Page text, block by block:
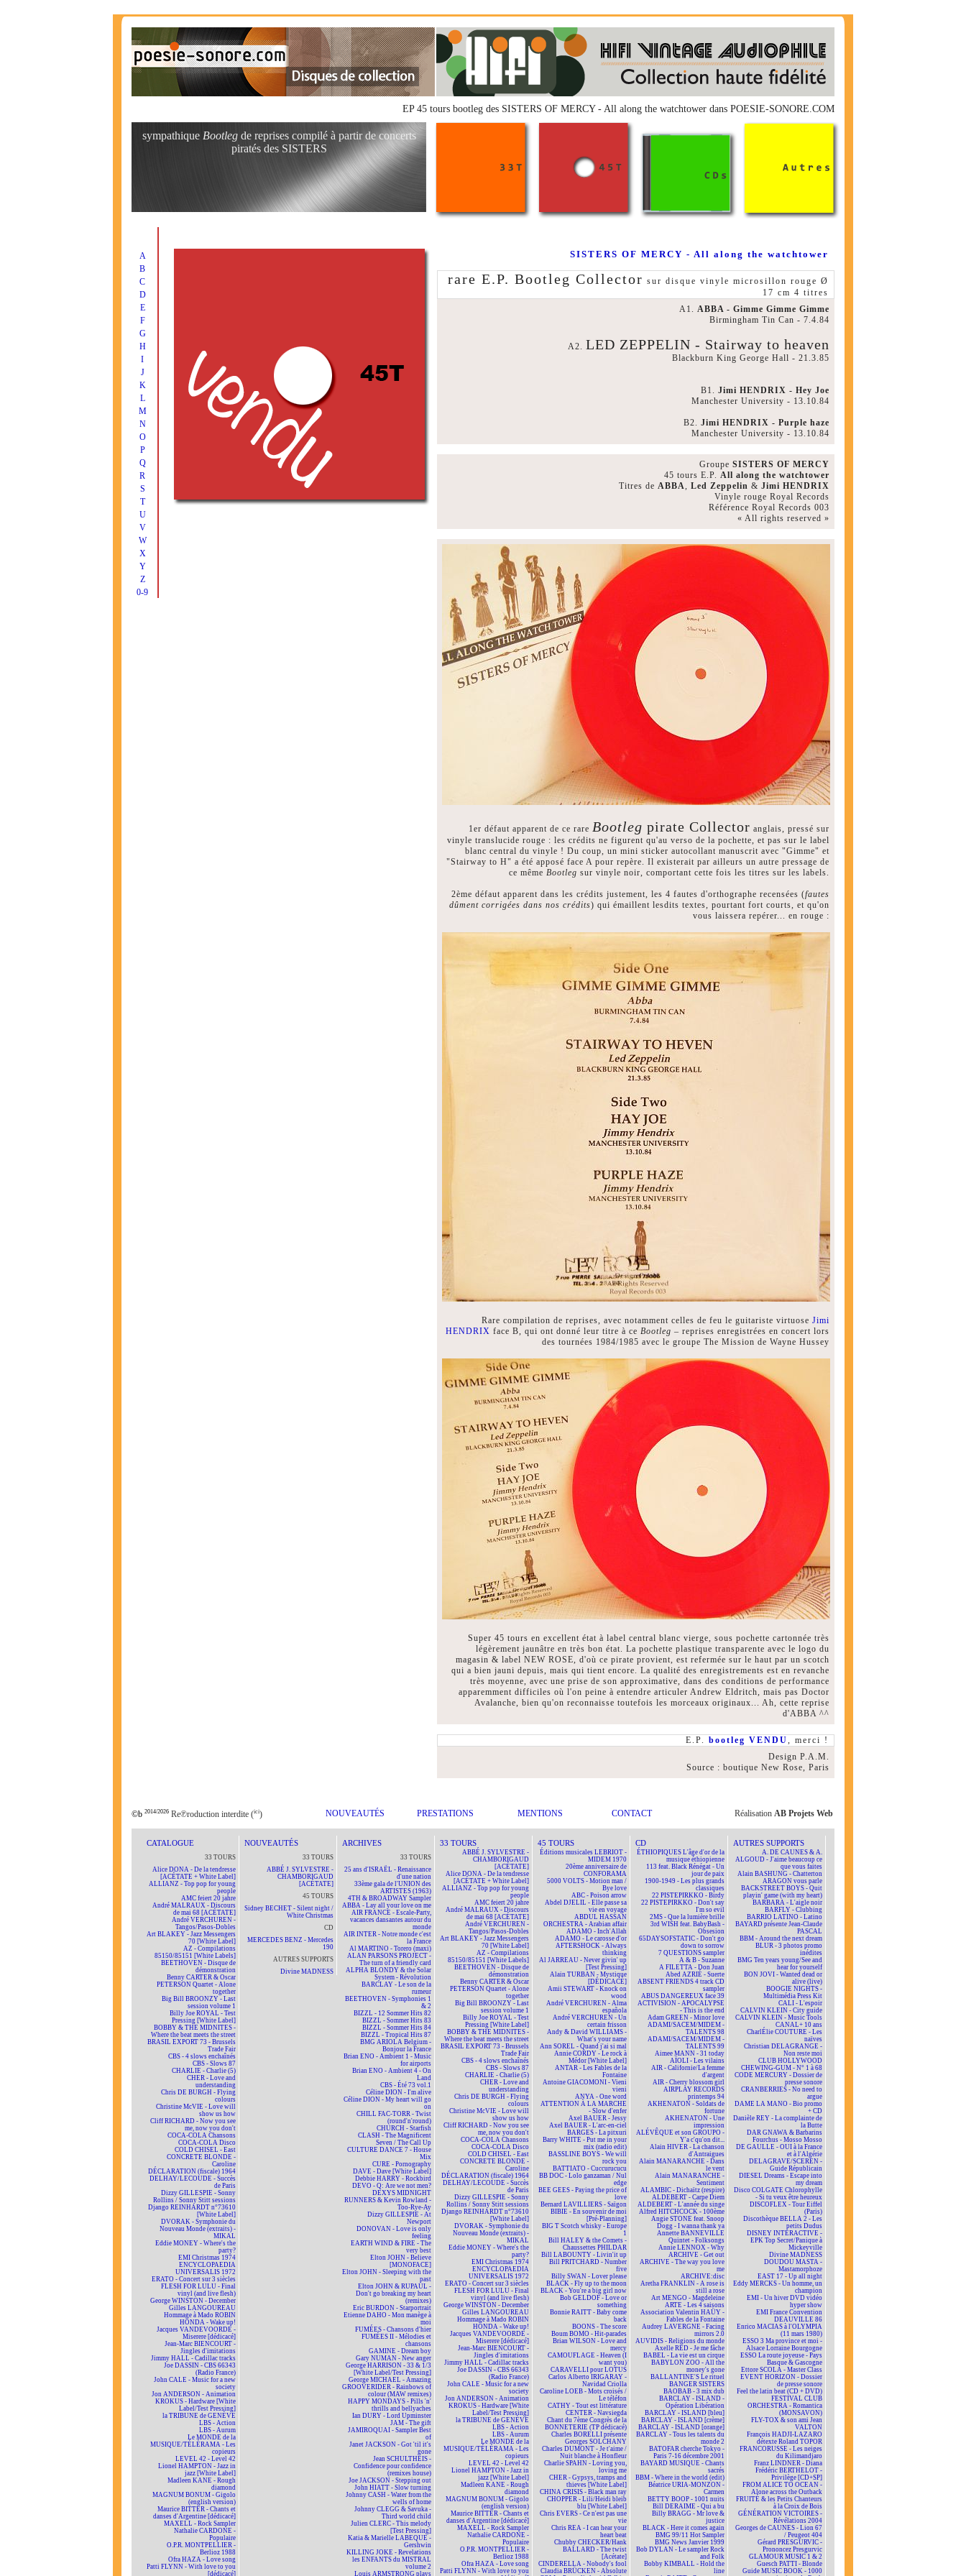
EP 45 tours bootleg des SISTERS OF MERCY - All along the watchtower dans POESIE-SONORE.COM
sympathique Bootlegde reprises compilé à partir de concerts
piratés des SISTERS
A
B
C
D
E
F
G
H
I
J
K
L
M
N
O
P
Q
R
S
T
U
V
W
X
Y
Z
0-9
SISTERS OF MERCY - All along the watchtower
rare E.P. Bootleg Collector sur disque vinyle microsillon rouge Ø
17 cm 4 titres
A1. ABBA - Gimme Gimme Gimme
Birmingham Tin Can - 7.4.84
A2. LED ZEPPELIN - Stairway to heaven
Blackburn King George Hall - 21.3.85
B1. Jimi HENDRIX - Hey Joe
Manchester University - 13.10.84
B2. Jimi HENDRIX - Purple haze
Manchester University - 13.10.84
Groupe SISTERS OF MERCY
45 tours E.P. All along the watchtower
Titres de ABBA, Led Zeppelin & Jimi HENDRIX
Vinyle rouge Royal Records
Référence Royal Records 003
« All rights reserved »
1er défaut apparent de ce rare Bootleg pirate Collector anglais, pressé sur
vinyle translucide rouge : les crédits ne figurent qu'au verso de la pochette, et pas sur le label
blanc central du vinyle ! Du coup, un mini sticker autocollant manuscrit avec "Gimme" et
"Stairway to H" a été apposé face A pour repère. Il existerait par ailleurs un autre pressage de
ce même Bootleg sur vinyle noir, comportant cette fois les titres sur les labels.
2ème défaut apparent dans les crédits justement, les 4 fautes d'orthographe recensées (fautes
dûment corrigées dans nos crédits) qui émaillent lesdits textes, pourtant fort courts, et qu'on
vous laissera repérer... en rouge :
Rare compilation de reprises, avec notamment celles de feu le guitariste virtuose Jimi
HENDRIX face B, qui ont donné leur titre à ce Bootleg – reprises enregistrées en concert lors
des tournées 1984/1985 avec le groupe The Mission de Wayne Hussey
Super 45 tours en excellent état à label central blanc vierge, sous pochette cartonnée très
légèrement jaunâtre en très bon état. La pochette plastique transparente avec le logo du
magasin & label NEW ROSE, d'où ce pirate provient, est refermée sur le haut par un scotch
qui a bien jauni depuis, mais qui tient encore. La qualité des enregistrements est en revanche
très moyenne, avec une prise de son approximative, dans des conditions de performance
apparemment difficiles où l'on peine à entendre articuler Andrew Eldritch, mais pas Doctor
Avalanche, bien qu'on reconnaisse toutefois les morceaux originaux... Ah, cette reprise
d'ABBA ^^
E.P. bootleg VENDU, merci !
Design P.A.M.
Source : boutique New Rose, Paris
©b 2014/2026 Re℗roduction interdite (ici) NOUVEAUTÉS PRESTATIONS MENTIONS CONTACT Réalisation AB Projets Web
CATALOGUE
33 TOURS
Alice DONA - De la tendresse
[ACÉTATE + White Label]
ALLIANZ - Top pop for young
people
AMC feiert 20 jahre
André MALRAUX - Discours
de mai 68 [ACÉTATE]
André VERCHUREN -
Tangos/Pasos-Dobles
Art BLAKEY - Jazz Messengers
70 [White Label]
AZ - Compilations
85150/85151 [White Labels]
BEETHOVEN - Disque de
démonstration
Benny CARTER & Oscar
PETERSON Quartet - Alone
together
Big Bill BROONZY - Last
session volume 1
Billy Joe ROYAL - Test
Pressing [White Label]
BOBBY & THE MIDNITES -
Where the beat meets the street
BRASIL EXPORT 73 - Brussels
Trade Fair
CBS - 4 slows enchaînés
CBS - Slows 87
CHARLIE - Charlie (5)
CHER - Love and
understanding
Chris DE BURGH - Flying
colours
Christine McVIE - Love will
show us how
Cliff RICHARD - Now you see
me, now you don't
COCA-COLA Chansons
COCA-COLA Disco
COLD CHISEL - East
CONCRETE BLONDE -
Caroline
DÉCLARATION (fiscale) 1964
DELHAY/LECOUDE - Succès
de Paris
Dizzy GILLESPIE - Sonny
Rollins / Sonny Stitt sessions
Django REINHARDT n°73610
[White Label]
DVORAK - Symphonie du
Nouveau Monde (extraits) -
MIKAL
Eddie MONEY - Where's the
party?
EMI Christmas 1974
ENCYCLOPAEDIA
UNIVERSALIS 1972
ERATO - Concert sur 3 siècles
FLESH FOR LULU - Final
vinyl (and live flesh)
George WINSTON - December
Gilles LANGOUREAU
Hommage à Mado ROBIN
HONDA - Wake up!
Jacques VANDEVOORDE -
Miserere [dédicacé]
Jean-Marc BIENCOURT -
Jingles d'imitations
Jimmy HALL - Cadillac tracks
Joe DASSIN - CBS 66343
(Radio France)
John CALE - Music for a new
society
Jon ANDERSON - Animation
KROKUS - Hardware [White
Label/Test Pressing]
la TRIBUNE de GENÈVE
LBS - Action
LBS - Aurum
Le MONDE de la
MUSIQUE/TÉLÉRAMA - Les
copieurs
LEVEL 42 - Level 42
Lionel HAMPTON - Jazz in
jazz [White Label]
Madleen KANE - Rough
diamond
MAGNUM BONUM - Gigolo
(english version)
Maurice BITTER - Chants et
danses d'Argentine [dédicacé]
MAXELL - Rock Sampler
Nathalie CARDONE -
Populaire
O.P.R. MONTPELLIER -
Berlioz 1988
Ofra HAZA - Love song
Patti FLYNN - With love to you
[dédicacé]
NOUVEAUTÉS
33 TOURS
ABBÉ J. SYLVESTRE -
CHAMBORIGAUD
[ACÉTATE]
45 TOURS
Sidney BECHET - Silent night /
White Christmas
CD
MERCEDES BENZ - Mercedes
190
AUTRES SUPPORTS
Divine MADNESS
ARCHIVES
33 TOURS
25 ans d'ISRAËL - Renaissance
d'une nation
33ème gala de l'UNION des
ARTISTES (1963)
4TH & BROADWAY Sampler
ABBA - Lay all your love on me
AIR FRANCE - Escale-Party,
vacances dansantes autour du
monde
AIR INTER - Notre monde c'est
la France
Al MARTINO - Torero (maxi)
ALAN PARSONS PROJECT -
The turn of a friendly card
ALPHA BLONDY & the Solar
System - Révolution
BARCLAY - Le son de la
rumeur
BEETHOVEN - Symphonies 1
& 2
BIZZL - 12 Sommer Hits 82
BIZZL - Sommer Hits 83
BIZZL - Sommer Hits 84
BIZZL - Tropical Hits 87
BMG ARIOLA Belgium -
Bonjour la France
Brian ENO - Ambient 1 - Music
for airports
Brian ENO - Ambient 4 - On
Land
CBS - Été 73 vol.1
Céline DION - I'm alive
Céline DION - My heart will go
on
CHILL FAC-TORR - Twist
(round'n'round)
CHURCH - Starfish
CLASH - The Magnificent
Seven / The Call Up
CULTURE DANCE 7 - House
Mix
CURE - Pornography
DAVE - Dave [White Label]
Debbie HARRY - Rockbird
DEVO - Q: Are we not men?
DEXYS MIDNIGHT
RUNNERS & Kevin Rowland -
Too-Rye-Ay
Dizzy GILLESPIE - At
Newport
DONOVAN - Love is only
feeling
EARTH WIND & FIRE - The
very best
Elton JOHN - Believe
[MONOFACE]
Elton JOHN - Sleeping with the
past
Elton JOHN & RUPAUL -
Don't go breaking my heart
(remixes)
Eric BURDON - Starportrait
Etienne DAHO - Mon manège à
moi
FUMÉES - Chansons d'hier
FUMÉES II - Mélodies et
chansons
GAMINE - Dream boy
Gary NUMAN - New anger
George HARRISON - 33 & 1/3
[White Label/Test Pressing]
George MICHAEL - Amazing
GROOVERIDER - Rainbows of
colour (MAW remixes)
HAPPY MONDAYS - Pills 'n'
thrills and bellyaches
Ian DURY - Lord Upminster
JAM - The gift
JAMIROQUAI - Sampler Best
of
Janet JACKSON - Got 'til it's
gone
Jean SCHULTHEIS -
Confidence pour confidence
(remixes house)
Joe JACKSON - Stepping out
John HIATT - Slow turning
Johnny CASH - Water from the
wells of home
Johnny CLEGG & Savuka -
Third world child
Julien CLERC - This melody
[Test Pressing]
Katia & Marielle LABEQUE -
Gershwin
KILLING JOKE - Revelations
les ENFANTS du MISTRAL
volume 2
Louis ARMSTRONG plays
33 TOURS
ABBÉ J. SYLVESTRE -
CHAMBORIGAUD
[ACÉTATE]
Alice DONA - De la tendresse
[ACÉTATE + White Label]
ALLIANZ - Top pop for young
people
AMC feiert 20 jahre
André MALRAUX - Discours
de mai 68 [ACÉTATE]
André VERCHUREN -
Tangos/Pasos-Dobles
Art BLAKEY - Jazz Messengers
70 [White Label]
AZ - Compilations
85150/85151 [White Labels]
BEETHOVEN - Disque de
démonstration
Benny CARTER & Oscar
PETERSON Quartet - Alone
together
Big Bill BROONZY - Last
session volume 1
Billy Joe ROYAL - Test
Pressing [White Label]
BOBBY & THE MIDNITES -
Where the beat meets the street
BRASIL EXPORT 73 - Brussels
Trade Fair
CBS - 4 slows enchaînés
CBS - Slows 87
CHARLIE - Charlie (5)
CHER - Love and
understanding
Chris DE BURGH - Flying
colours
Christine McVIE - Love will
show us how
Cliff RICHARD - Now you see
me, now you don't
COCA-COLA Chansons
COCA-COLA Disco
COLD CHISEL - East
CONCRETE BLONDE -
Caroline
DÉCLARATION (fiscale) 1964
DELHAY/LECOUDE - Succès
de Paris
Dizzy GILLESPIE - Sonny
Rollins / Sonny Stitt sessions
Django REINHARDT n°73610
[White Label]
DVORAK - Symphonie du
Nouveau Monde (extraits) -
MIKAL
Eddie MONEY - Where's the
party?
EMI Christmas 1974
ENCYCLOPAEDIA
UNIVERSALIS 1972
ERATO - Concert sur 3 siècles
FLESH FOR LULU - Final
vinyl (and live flesh)
George WINSTON - December
Gilles LANGOUREAU
Hommage à Mado ROBIN
HONDA - Wake up!
Jacques VANDEVOORDE -
Miserere [dédicacé]
Jean-Marc BIENCOURT -
Jingles d'imitations
Jimmy HALL - Cadillac tracks
Joe DASSIN - CBS 66343
(Radio France)
John CALE - Music for a new
society
Jon ANDERSON - Animation
KROKUS - Hardware [White
Label/Test Pressing]
la TRIBUNE de GENÈVE
LBS - Action
LBS - Aurum
Le MONDE de la
MUSIQUE/TÉLÉRAMA - Les
copieurs
LEVEL 42 - Level 42
Lionel HAMPTON - Jazz in
jazz [White Label]
Madleen KANE - Rough
diamond
MAGNUM BONUM - Gigolo
(english version)
Maurice BITTER - Chants et
danses d'Argentine [dédicacé]
MAXELL - Rock Sampler
Nathalie CARDONE -
Populaire
O.P.R. MONTPELLIER -
Berlioz 1988
Ofra HAZA - Love song
Patti FLYNN - With love to you
45 TOURS
Éditions musicales LEBRIOT -
MIDEM 1970
20ème anniversaire de
CONFORAMA
5000 VOLTS - Motion man /
Bye love
ABC - Poison arrow
Abdel DJELIL - Elle passe sa
vie en voyage
ABDUL HASSAN
ORCHESTRA - Arabian affair
ADAMO - Inch'Allah
ADAMO - Le carosse d'or
AFTERSHOCK - Always
thinking
Al JARREAU - Never givin' up
[Test Pressing]
Alain TURBAN - Mystique
[DÉDICACÉ]
Amii STEWART - Knock on
wood
André VERCHUREN - Alma
española
André VERCHUREN - Un
certain frisson
Andy & David WILLIAMS -
What's your name
Ann SOREL - Quand j'ai si mal
Annie CORDY - Le rock à
Médor [White Label]
ANTAR - Les Fables de la
Fontaine
Antoine GIACOMONI - Vieni
vieni
ANYA - One word
ATTENTION À LA MARCHE
- Slow d'enfer
Axel BAUER - Jessy
Axel BAUER - L'arc-en-ciel
BARGES - La pitxuri
Barry WHITE - Put me in your
mix (radio edit)
BASSLINE BOYS - We will
rock you
BATTIATO - Cuccurucucu
BB DOC - Lolo ganzaman / Nul
edge
BEE GEES - Paying the price of
love
Bernard LAVILLIERS - Saïgon
BIBIE - En souvenir de moi
[Pré-Planning]
BIG T Scotch whisky - Europe
1
Bill HALEY & the Comets -
Chaussettes PHILDAR
Bill LABOUNTY - Livin'it up
Bill PRITCHARD - Number
five
Billy SWAN - Lover please
BLACK - Fly up to the moon
BLACK - You're a big girl now
Bob GELDOF - Love or
something
Bonnie RAITT - Baby come
back
BOONS - The score
Boum BOMO - Hit-parades
Brian WILSON - Love and
mercy
CAMOUFLAGE - Heaven (I
want you)
CARAVELLI pour LOTUS
Carlos Alberto IRIGARAY -
Navidad Criolla
Caroline LOEB - Mots croisés /
Le téléfon
CATHY - Tout est littérature
CENTER - Navsiegda
Chant du 7ème Congrès de la
BONNETERIE (TP dédicacé)
Charles BORELLI présente
Georges SOLCHANY
Charles DUMONT - Je t'aime /
Nuit blanche à Honfleur
Charlie SPAHN - Loving you,
loving me
CHER - Gypsys, tramps and
thieves [White Label]
CHINA CRISIS - Black man ray
CHOPPER - Lili/Heidi bleib
blu [White Label]
Chris EVERS - Ce n'est pas une
vie
Chris REA - I can hear your
heart beat
Chubby CHECKER/Hank
BALLARD - The twist
[Acétate]
CINDERELLA - Nobody's fool
Claudia BRÜCKEN - Absolute
CD
ÉTHIOPIQUES L'âge d'or de la
musique éthiopienne
113 feat. Black Rénégat - Un
jour de paix
1900-1949 - Les plus grands
classiques
22 PISTEPIRKKO - Birdy
22 PISTEPIRKKO - Don't say
I'm so evil
2MS - Que la lumière brille
3rd WISH feat. BabyBash -
Obsesion
65DAYSOFSTATIC - Don't go
down to sorrow
7 QUESTIONS sampler
A & B - Suzanne
A FILETTA - Don Juan
Abed AZRIÉ - Suerte
ABSENT FRIENDS 4 track CD
sampler
ABUS DANGEREUX face 39
ACTIVISION - APOCALYPSE
- This is the end
Adam GREEN - Minor love
ADAMI/SACEM/MIDEM -
TALENTS 98
ADAMI/SACEM/MIDEM -
TALENTS 99
Aimee MANN - 31 today
AÏOLI - Les vilains
AIR - Californie/La femme
d'argent
AIR - Cherry blossom girl
AIRPLAY RECORDS
printemps 94
AKHENATON - Soldats de
fortune
AKHENATON - Une
impression
ALÉVÊQUE et son GROUPO -
Y'a c'qu'on dit...
Alain HIVER - La chanson
d'Antraigues
Alain MANARANCHE - Dans
le vent
Alain MANARANCHE -
Sentiment
ALAMBIC - Dichaïtz (respire)
ALDEBERT - Carpe Diem
ALDEBERT - L'année du singe
Alfred HITCHCOCK - 100ème
Angie STONE feat. Snoop
Dogg - I wanna thank ya
Annette BANNEVILLE
Quintet - Folksongs
Annie LENNOX - Why
ARCHIVE - Get out
ARCHIVE - The way you love
me
ARCHIVE:disc
Aretha FRANKLIN - A rose is
still a rose
Art MENGO - Magdeleine
ARTE - Les 4 saisons
Association Valentin HAÜY -
Fables de la Fontaine
Audrey LAVERGNE - Facing
mirrors 2.0
AUVIDIS - Religions du monde
Axelle RED - Je me fâche
BABEL - La vie est un cirque
BABYLON ZOO - All the
money's gone
BALLANTINE'S Le rituel
BANGER SISTERS
BAOBAB - 3 mix dub
BARCLAY - ISLAND -
Opération Libération
BARCLAY - ISLAND [bleu]
BARCLAY - ISLAND [crème]
BARCLAY - ISLAND [orange]
BARCLAY - Tous les talents du
monde 2
BATOFAR cherche Tokyo -
Paris 7-16 décembre 2001
BAYARD MUSIQUE - Chants
sacrés
BBM - Where in the world (edit)
Béatrice URIA-MONZON -
Carmen
BETTY BOOP - 1001 nuits
Bill DERAIME - Qui a bu
Billy BRAGG - Mr love &
justice
BLACK - Here it comes again
BMG 99/11 Hot Sampler
BMG News Janvier 1999
Bob DYLAN - Le sampler Rock
and Folk
Bobby KIMBALL - Hold the
line
AUTRES SUPPORTS
A. DE CAUNES & A.
ALGOUD - J'aime beaucoup ce
que vous faites
Alain BASHUNG - Chatterton
ARAGON vous parle
BACKSTREET BOYS - Quit
playin' game (with my heart)
BARBARA - L'aigle noir
BARFLY - Clubbing
BARRIO LATINO - Latino
BAYARD présente Jean-Claude
PASCAL
BBM - Around the next dream
BLUR - 3 photos promo
inédites
BMG Ten years young/See and
hear for yourself
BON JOVI - Wanted dead or
alive (live)
BOOGIE NIGHTS -
Multimédia Press Kit
CALI - L'espoir
CALVIN KLEIN - City guide
CALVIN KLEIN - Music Tools
CANAL+ 10 ans
CharlÉlie COUTURE - Les
naïves
Christian DELAGRANGE -
Non reste moi
CLUB HOLLYWOOD
CHEWING-GUM - N° 1 à 68
CODE MERCURY - Dossier de
presse sonore
CRANBERRIES - No need to
argue
DAME LA MANO - Bio promo
+ CD
Danièle REY - La complainte de
la Butte
DAR GNAWA & Barbarins
Fourchus - Mosso Mosso
DE GAULLE - OUI à la France
et à l'Algérie
DELAGRAVE/SCEREN -
Guide Républicain
DIESEL Dreams - Escape into
my dream
Disco COLGATE Chlorophylle
- Si tu veux être heureux
DISCOFLEX - Tour Eiffel
(Paris)
Discothèque BELLA 2 - Les
petits Dudus
DISNEY INTERACTIVE -
EPK Top Secret/Panique à
Mickeyville
Divine MADNESS
DOUDOU MASTA -
Mastamorphoze
EAST 17 - Up all night
Eddy MERCKS - Un homme, un
champion
EMI - Un hiver DVD vidéo
hyper show
EMI France Convention
DEAUVILLE 86
Enrico MACIAS à l'OLYMPIA
(11 mars 1980)
ESSO 3 Ma province et moi -
Alsace Lorraine Bourgogne
ESSO La route joyeuse - Pays
Basque & Gascogne
Ettore SCOLA - Master Class
EVENT HORIZON - Dossier
de presse sonore
Feel the latin beat (CD + DVD)
FESTIVAL CLUB
ORCHESTRA - Romantica
(MONSAVON)
FLY-TOX & son ami Jean
VALTON
François HADJI-LAZARO
détexte Roland TOPOR
FRANCORUSSE - Les neiges
du Kilimandjaro
Franz LINDNER - Diana
Frédéric BERTHELOT -
Privilège [CD+SP]
FROM ALICE TO OCEAN -
Alone across the Outback
FRUITÉ & les Petits Chanteurs
à la Croix de Bois
GÉNÉRATION VICTOIRES -
Révélations 2004
Georges de CAUNES - Lion 67
/ Peugeot 404
Gérard PRESGURVIC -
Prononcez Presgurvic
GLAMOUR MUSIC 1 & 2
Guesch PATTI - Blonde
Guide MUSIC BOOK - 1000